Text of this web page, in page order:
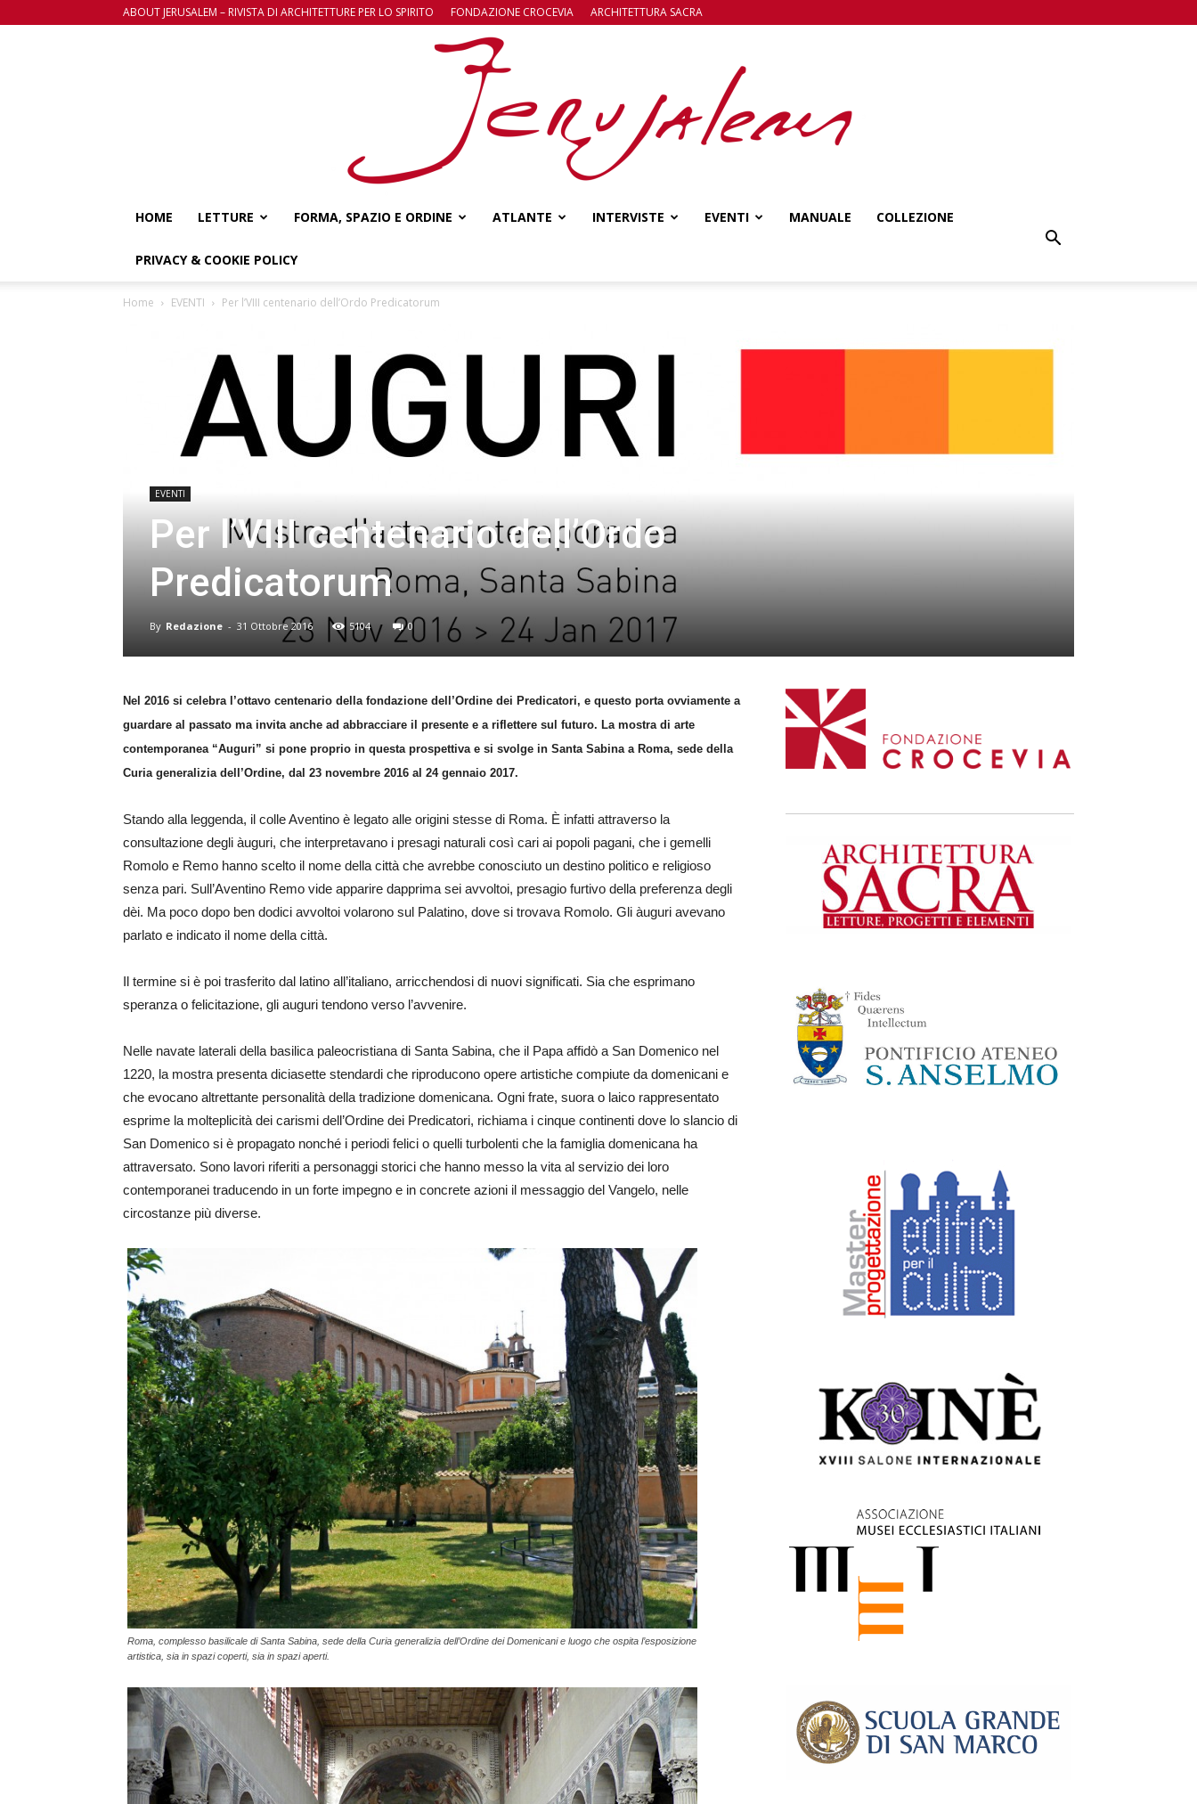
ABOUT JERUSALEM – RIVISTA DI ARCHITETTURE PER LO SPIRITO FONDAZIONE CROCEVIA ARCHITETTURA SACRA
HOME LETTURE FORMA, SPAZIO E ORDINE ATLANTE INTERVISTE EVENTI MANUALE COLLEZIONE
PRIVACY & COOKIE POLICY
Home EVENTI Per l’VIII centenario dell’Ordo Predicatorum
EVENTI
Per l’VIII centenario dell’Ordo
Predicatorum
By Redazione - 31 Ottobre 2016 5104 0
Nel 2016 si celebra l’ottavo centenario della fondazione dell’Ordine dei Predicatori, e questo porta ovviamente a
guardare al passato ma invita anche ad abbracciare il presente e a riflettere sul futuro. La mostra di arte
contemporanea “Auguri” si pone proprio in questa prospettiva e si svolge in Santa Sabina a Roma, sede della
Curia generalizia dell’Ordine, dal 23 novembre 2016 al 24 gennaio 2017.
Stando alla leggenda, il colle Aventino è legato alle origini stesse di Roma. È infatti attraverso la
consultazione degli àuguri, che interpretavano i presagi naturali così cari ai popoli pagani, che i gemelli
Romolo e Remo hanno scelto il nome della città che avrebbe conosciuto un destino politico e religioso
senza pari. Sull’Aventino Remo vide apparire dapprima sei avvoltoi, presagio furtivo della preferenza degli
dèi. Ma poco dopo ben dodici avvoltoi volarono sul Palatino, dove si trovava Romolo. Gli àuguri avevano
parlato e indicato il nome della città.
Il termine si è poi trasferito dal latino all’italiano, arricchendosi di nuovi significati. Sia che esprimano
speranza o felicitazione, gli auguri tendono verso l’avvenire.
Nelle navate laterali della basilica paleocristiana di Santa Sabina, che il Papa affidò a San Domenico nel
1220, la mostra presenta diciasette stendardi che riproducono opere artistiche compiute da domenicani e
che evocano altrettante personalità della tradizione domenicana. Ogni frate, suora o laico rappresentato
esprime la molteplicità dei carismi dell’Ordine dei Predicatori, richiama i cinque continenti dove lo slancio di
San Domenico si è propagato nonché i periodi felici o quelli turbolenti che la famiglia domenicana ha
attraversato. Sono lavori riferiti a personaggi storici che hanno messo la vita al servizio dei loro
contemporanei traducendo in un forte impegno e in concrete azioni il messaggio del Vangelo, nelle
circostanze più diverse.
Roma, complesso basilicale di Santa Sabina, sede della Curia generalizia dell’Ordine dei Domenicani e luogo che ospita l’esposizione
artistica, sia in spazi coperti, sia in spazi aperti.